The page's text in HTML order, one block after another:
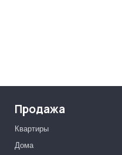
Продажа
Квартиры
Дома